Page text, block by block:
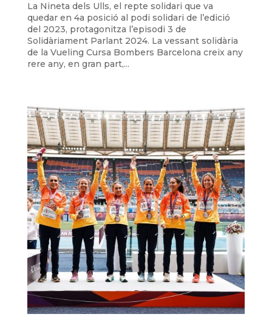
La Nineta dels Ulls, el repte solidari que va
quedar en 4a posició al podi solidari de l’edició
del 2023, protagonitza l’episodi 3 de
Solidàriament Parlant 2024. La vessant solidària
de la Vueling Cursa Bombers Barcelona creix any
rere any, en gran part,...